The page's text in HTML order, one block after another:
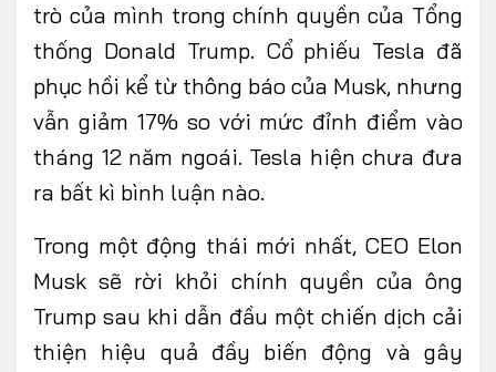
trò của mình trong chính quyền của Tổng
thống Donald Trump. Cổ phiếu Tesla đã
phục hồi kể từ thông báo của Musk, nhưng
vẫn giảm 17% so với mức đỉnh điểm vào
tháng 12 năm ngoái. Tesla hiện chưa đưa
ra bất kì bình luận nào.
Trong một động thái mới nhất, CEO Elon
Musk sẽ rời khỏi chính quyền của ông
Trump sau khi dẫn đầu một chiến dịch cải
thiện hiệu quả đầy biến động và gây